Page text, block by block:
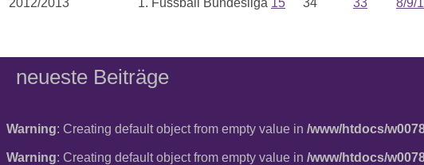
2012/2013
1. Fussball Bundesliga 15 34 33 8/9/
neueste Beiträge
Warning: Creating default object from empty value in /www/htdocs/
Warning: Creating default object from empty value in /www/htdocs/